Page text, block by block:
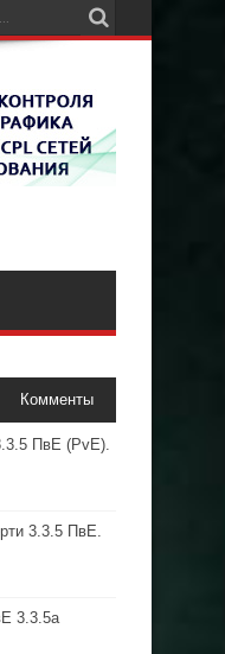
Комменты
ПвЕ (PvE).
3.3.5 ПвЕ.
3.3.5а